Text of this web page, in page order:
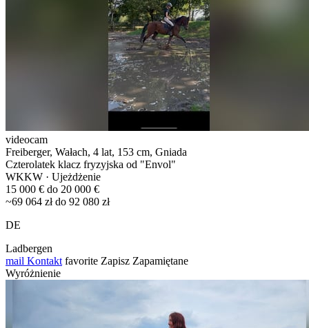
videocam
Freiberger, Wałach, 4 lat, 153 cm, Gniada
Czterolatek klacz fryzyjska od "Envol"
WKKW · Ujeżdżenie
15 000 € do 20 000 €
~69 064 zł do 92 080 zł
DE
Ladbergen
mail Kontakt favorite Zapisz Zapamiętane
Wyróżnienie